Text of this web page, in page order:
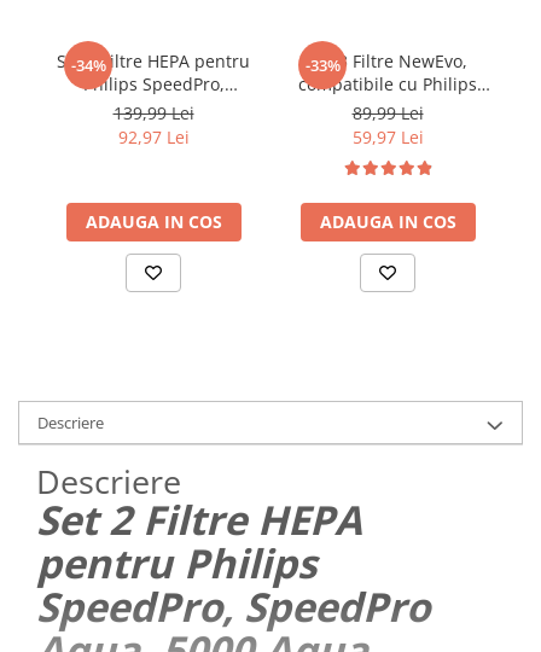
-34%
Set 4 Filtre HEPA pentru
Philips SpeedPro,
SpeedPro Aqua, 5000
Aqua, FC6721, FC6722,
FC6723, FC6724, FC6725,
FC6729, Dexxer
139,99 Lei
92,97 Lei
ADAUGA IN COS
-33%
Set 3 Filtre NewEvo,
compatibile cu Philips
SpeedPro Max, SpeedPro
Max Aqua, SpeedPro Max
Aqua PLUS
89,99 Lei
59,97 Lei
ADAUGA IN COS
Descriere
Descriere
Set 2 Filtre HEPA
pentru Philips
SpeedPro, SpeedPro